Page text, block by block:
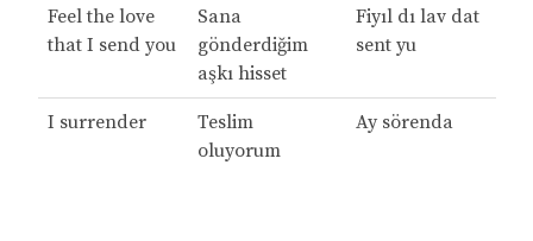
Feel the love
that I send you
Sana
gönderdiğim
aşkı hisset
Fiyıl dı lav dat
sent yu
I surrender
Teslim
oluyorum
Ay sörenda